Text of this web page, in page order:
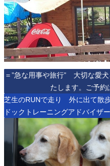
＝”急な用事や旅行” 大切な愛
たします。ご予約
芝生のRUNで走り 外に出て散
ドックトレーニングアドバイザ